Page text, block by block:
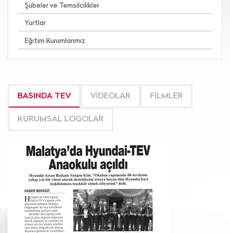
BASINDA TEV VİDEOLAR FİLMLER
KURUMSAL LOGOLAR
Şubeler ve Temsilcilikler
Yurtlar
Eğitim Kurumlarımız